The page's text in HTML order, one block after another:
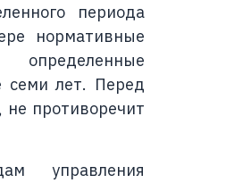
периода
нормативные
определенные
семи лет. Перед
противоречит
управления